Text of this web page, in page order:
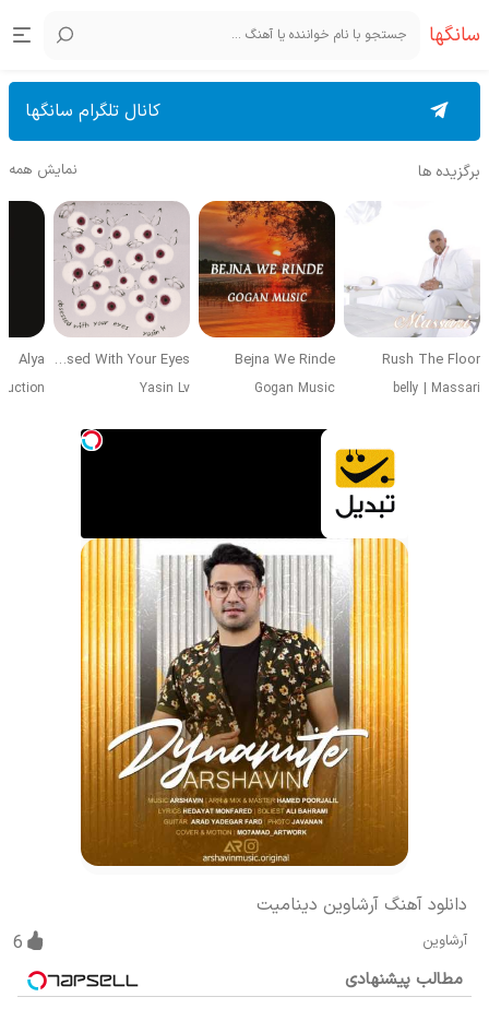
سانگها
کانال تلگرام سانگها
برگزیده ها نمایش همه
Rush The Floor
belly | Massari
Bejna We Rinde
Gogan Music
Obsessed With Your Eyes
Yasin Lv
Alya
دانلود آهنگ آرشاوین دینامیت
آرشاوین 6
مطالب پیشنهادی